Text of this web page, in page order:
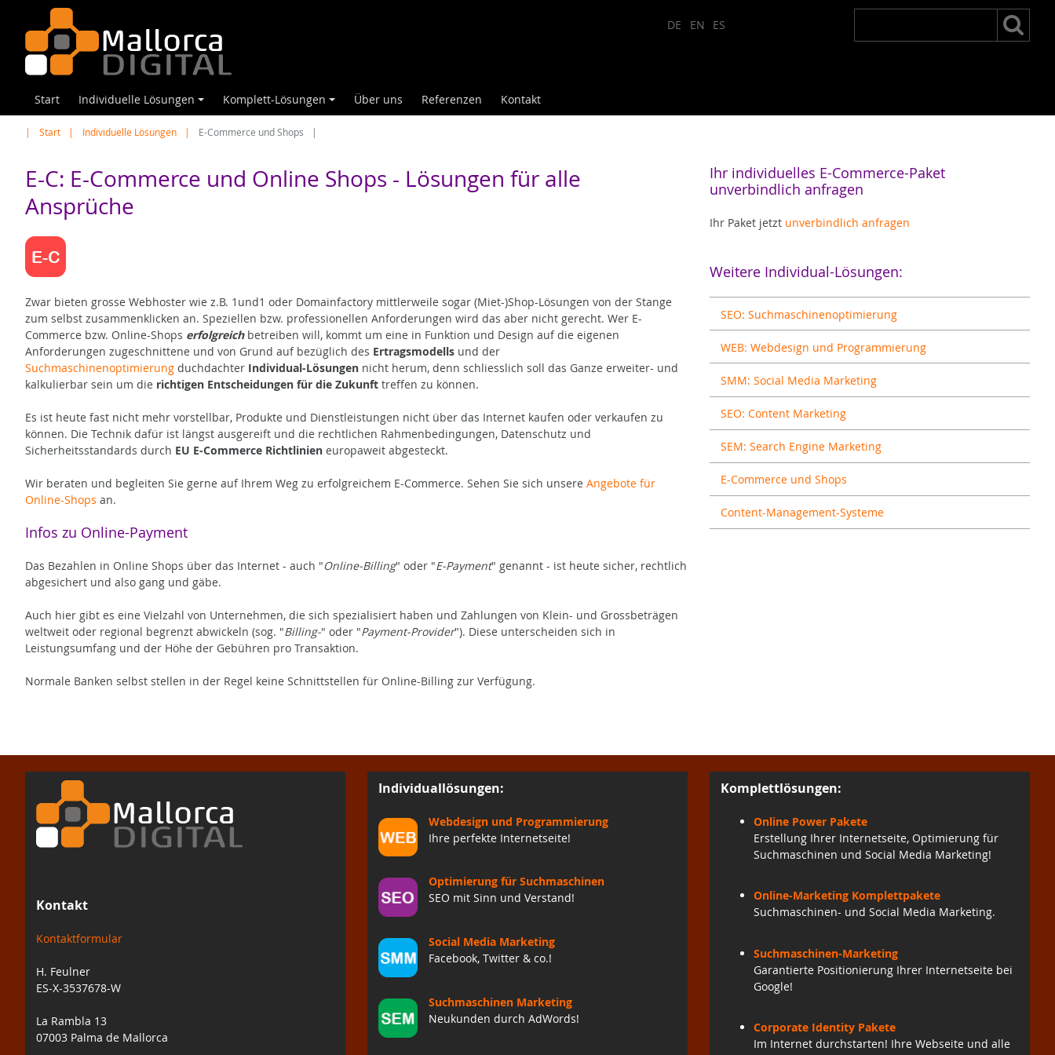
DE EN ES
Suchen:
Start
+
Individuelle Lösungen
+
Komplett-Lösungen Über uns Referenzen Kontakt
Start Individuelle Lösungen E-Commerce und Shops
E-C: E-Commerce und Online Shops - Lösungen für alle
Ansprüche
Zwar bieten grosse Webhoster wie z.B. 1und1 oder Domainfactory mittlerweile sogar (Miet-)Shop-Lösungen von der Stange
zum selbst zusammenklicken an. Speziellen bzw. professionellen Anforderungen wird das aber nicht gerecht. Wer E-
Commerce bzw. Online-Shops erfolgreich betreiben will, kommt um eine in Funktion und Design auf die eigenen
Anforderungen zugeschnittene und von Grund auf bezüglich des Ertragsmodells und der
Suchmaschinenoptimierung duchdachter Individual-Lösungen nicht herum, denn schliesslich soll das Ganze erweiter- und
kalkulierbar sein um die richtigen Entscheidungen für die Zukunft treffen zu können.
Es ist heute fast nicht mehr vorstellbar, Produkte und Dienstleistungen nicht über das Internet kaufen oder verkaufen zu
können. Die Technik dafür ist längst ausgereift und die rechtlichen Rahmenbedingungen, Datenschutz und
Sicherheitsstandards durch EU E-Commerce Richtlinien europaweit abgesteckt.
Wir beraten und begleiten Sie gerne auf Ihrem Weg zu erfolgreichem E-Commerce. Sehen Sie sich unsere Angebote für
Online-Shops an.
Infos zu Online-Payment
Das Bezahlen in Online Shops über das Internet - auch "Online-Billing" oder "E-Payment" genannt - ist heute sicher, rechtlich
abgesichert und also gang und gäbe.
Auch hier gibt es eine Vielzahl von Unternehmen, die sich spezialisiert haben und Zahlungen von Klein- und Grossbeträgen
weltweit oder regional begrenzt abwickeln (sog. "Billing-" oder "Payment-Provider"). Diese unterscheiden sich in
Leistungsumfang und der Höhe der Gebühren pro Transaktion.
Normale Banken selbst stellen in der Regel keine Schnittstellen für Online-Billing zur Verfügung.
Ihr individuelles E-Commerce-Paket
unverbindlich anfragen
Ihr Paket jetzt unverbindlich anfragen
Weitere Individual-Lösungen:
SEO: Suchmaschinenoptimierung
WEB: Webdesign und Programmierung
SMM: Social Media Marketing
SEO: Content Marketing
SEM: Search Engine Marketing
E-Commerce und Shops
Content-Management-Systeme
Kontakt
Kontaktformular
H. Feulner
ES-X-3537678-W
La Rambla 13
07003 Palma de Mallorca
Individuallösungen:
Webdesign und Programmierung
Ihre perfekte Internetseite!
Optimierung für Suchmaschinen
SEO mit Sinn und Verstand!
Social Media Marketing
Facebook, Twitter & co.!
Suchmaschinen Marketing
Neukunden durch AdWords!
Komplettlösungen:
Online Power Pakete
Erstellung Ihrer Internetseite, Optimierung für
Suchmaschinen und Social Media Marketing!
Online-Marketing Komplettpakete
Suchmaschinen- und Social Media Marketing.
Suchmaschinen-Marketing
Garantierte Positionierung Ihrer Internetseite bei
Google!
Corporate Identity Pakete
Im Internet durchstarten! Ihre Webseite und alle